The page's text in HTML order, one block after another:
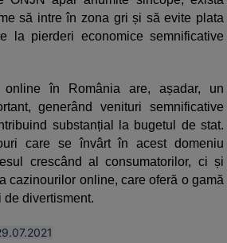
să intre în zona gri și să evite plata
la pierderi economice semnificative
online în România are, așadar, un
generând venituri semnificative
substanțial la bugetul de stat.
care se învârt în acest domeniu
crescând al consumatorilor, ci și
cazinourilor online, care oferă o gamă
de divertisment.